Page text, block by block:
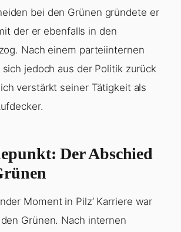
bei den Grünen gründete er
der er ebenfalls in den
Nach einem parteiinternen
sich jedoch aus der Politik zurück
verstärkt seiner Tätigkeit als
Der Abschied
Moment in Pilz‘ Karriere war
Grünen. Nach internen